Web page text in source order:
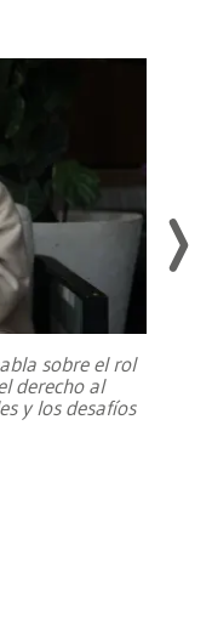
sobre el rol
derecho al
y los desafíos